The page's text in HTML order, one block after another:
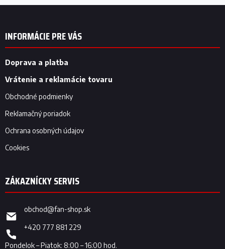
Z
INFORMÁCIE PRE VÁS
Doprava a platba
Vrátenie a reklamácie tovaru
Obchodné podmienky
Reklamačný poriadok
Ochrana osobných údajov
Cookies
obchod@fan-shop.sk
+420 777 881 229